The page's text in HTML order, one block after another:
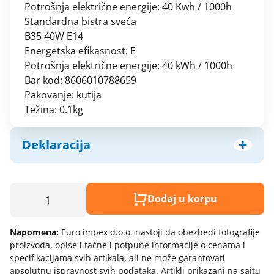
- sobni
- štapni
lux - elektroinstalacioni
lux - interio modularni program
lux - mikro prekidači i
lux - og lux prekidači i
kablovi i gajtani
kablovi i podsklopovi
(žice) - pun presek
silikonski - licnasti
Dodaj u korpu
Potrošnja električne energije: 40 Kwh / 1000h
Standardna bistra sveća
B35 40W E14
Energetska efikasnost: E
Potrošnja električne energije: 40 kWh / 1000h
Bar kod: 8606010788659
Pakovanje: kutija
Težina: 0.1kg
Deklaracija
Sijalica e14 40w sveca minjon elf820 elit+
Naziv i vrsta robe:
Uvoznik:
Zemlja porekla:
Napomena: Euro impex d.o.o. nastoji da obezbedi fotografije
proizvoda, opise i tačne i potpune informacije o cenama i
specifikacijama svih artikala, ali ne može garantovati
apsolutnu ispravnost svih podataka. Artikli prikazani na sajtu